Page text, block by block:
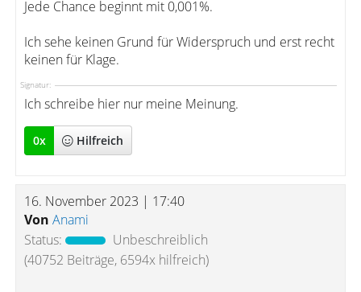
Jede Chance beginnt mit 0,001%.
Ich sehe keinen Grund für Widerspruch und erst recht
keinen für Klage.
Signatur:
Ich schreibe hier nur meine Meinung.
0x Hilfreich
16. November 2023 | 17:40
Von Anami
Status:
Unbeschreiblich
(40752 Beiträge, 6594x hilfreich)